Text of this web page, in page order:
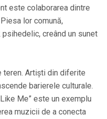
este colaborarea dintre
lor comună,
creând un sunet
teren. Artiști din diferite
barierele culturale.
Me” este un exemplu
muzicii de a conecta